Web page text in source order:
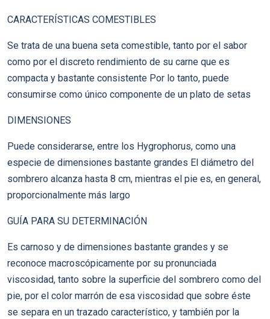
CARACTERÍSTICAS COMESTIBLES
Se trata de una buena seta comestible, tanto por el sabor
como por el discreto rendimiento de su carne que es
compacta y bastante consistente Por lo tanto, puede
consumirse como único componente de un plato de setas
DIMENSIONES
Puede considerarse, entre los Hygrophorus, como una
especie de dimensiones bastante grandes El diámetro del
sombrero alcanza hasta 8 cm, mientras el pie es, en general,
proporcionalmente más largo
GUÍA PARA SU DETERMINACIÓN
Es carnoso y de dimensiones bastante grandes y se
reconoce macroscópicamente por su pronunciada
viscosidad, tanto sobre la superficie del sombrero como del
pie, por el color marrón de esa viscosidad que sobre éste
se separa en un trazado característico, y también por la